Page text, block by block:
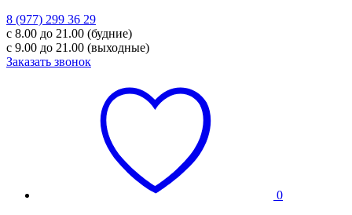
8 (977) 299 36 29
с 8.00 до 21.00 (будние)
с 9.00 до 21.00 (выходные)
Заказать звонок
0